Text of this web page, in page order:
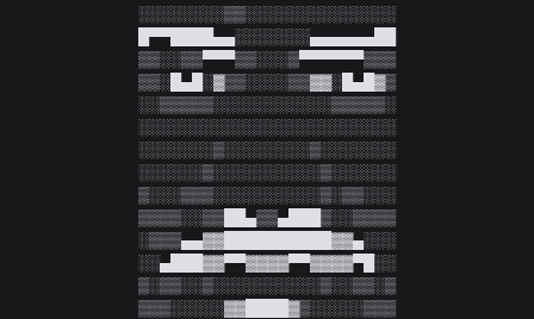
░░░░░░░░▒▒░░░░░░░░░░░░░░
█▀▀████▄▄░░░░░░░▄▄▄▄▄▄██
▒▒░░▒▒▀▀▀▒▒░░░▒▀▀▀▀▀▀▒▒▒
▒▒░█▄█░▓▒▒░░░░▒▒▓▓░█▄█▓▒
░░▒▒▒▒▒░░░░░░░░░░░▒▒▒▒▒░
░░░░░░░░░░░░░░░░░░░░░░░░
░░░░░░░▒░░░░░░░░▒░░░░░░░
░░░░░░▒░░░░░░░░░░▒░░░░░░
▒░░░▒▒▒░░░░░░░░░░▒░▒▒░░░
▒▒▒▒░░▒▒██▄▒▒▄███▒░░▒▒▒▒
░▒▒▒▄▄▓▓██████████▓▓▄░░░
░░▄███▓▓▀▀▓▓▓▓▀▀▓▓▓▓▀█░░
▒░▒▒░░▒░░░░░░░░░░▒░░▒▒░▒
▒▒▒░░░░░▓▓████▓▒░░░░░▒▒▒